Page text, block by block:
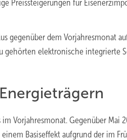
Preissteigerungen für
gegenüber dem Vorjahresmonat
elektronische integrierte
Vorjahresmonat. Gegenüber Mai
Basiseffekt aufgrund der im